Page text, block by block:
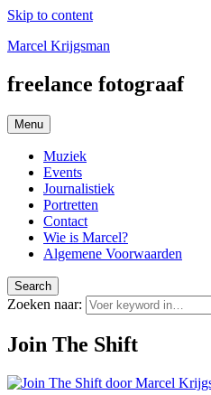
Skip to content
Marcel Krijgsman
freelance fotograaf
Menu
Muziek
Events
Journalistiek
Portretten
Contact
Wie is Marcel?
Algemene Voorwaarden
Search
Zoeken naar:
Join The Shift